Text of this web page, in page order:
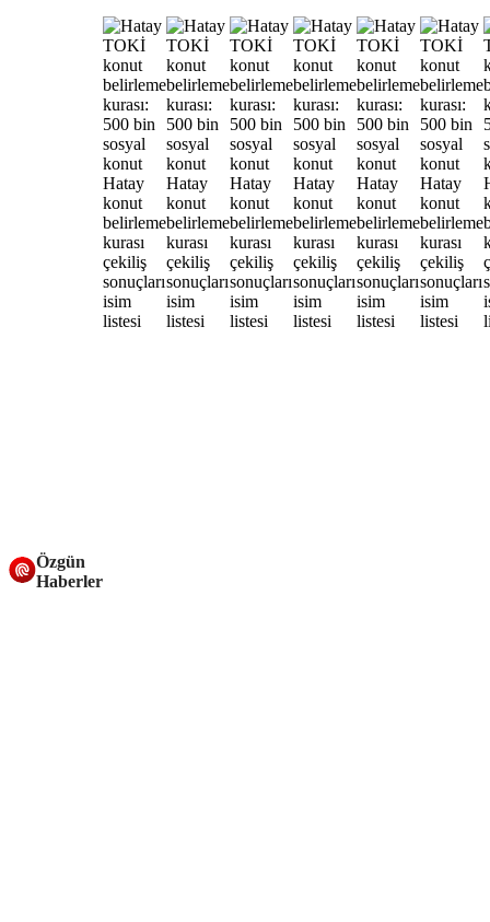
Özgün
Haberler